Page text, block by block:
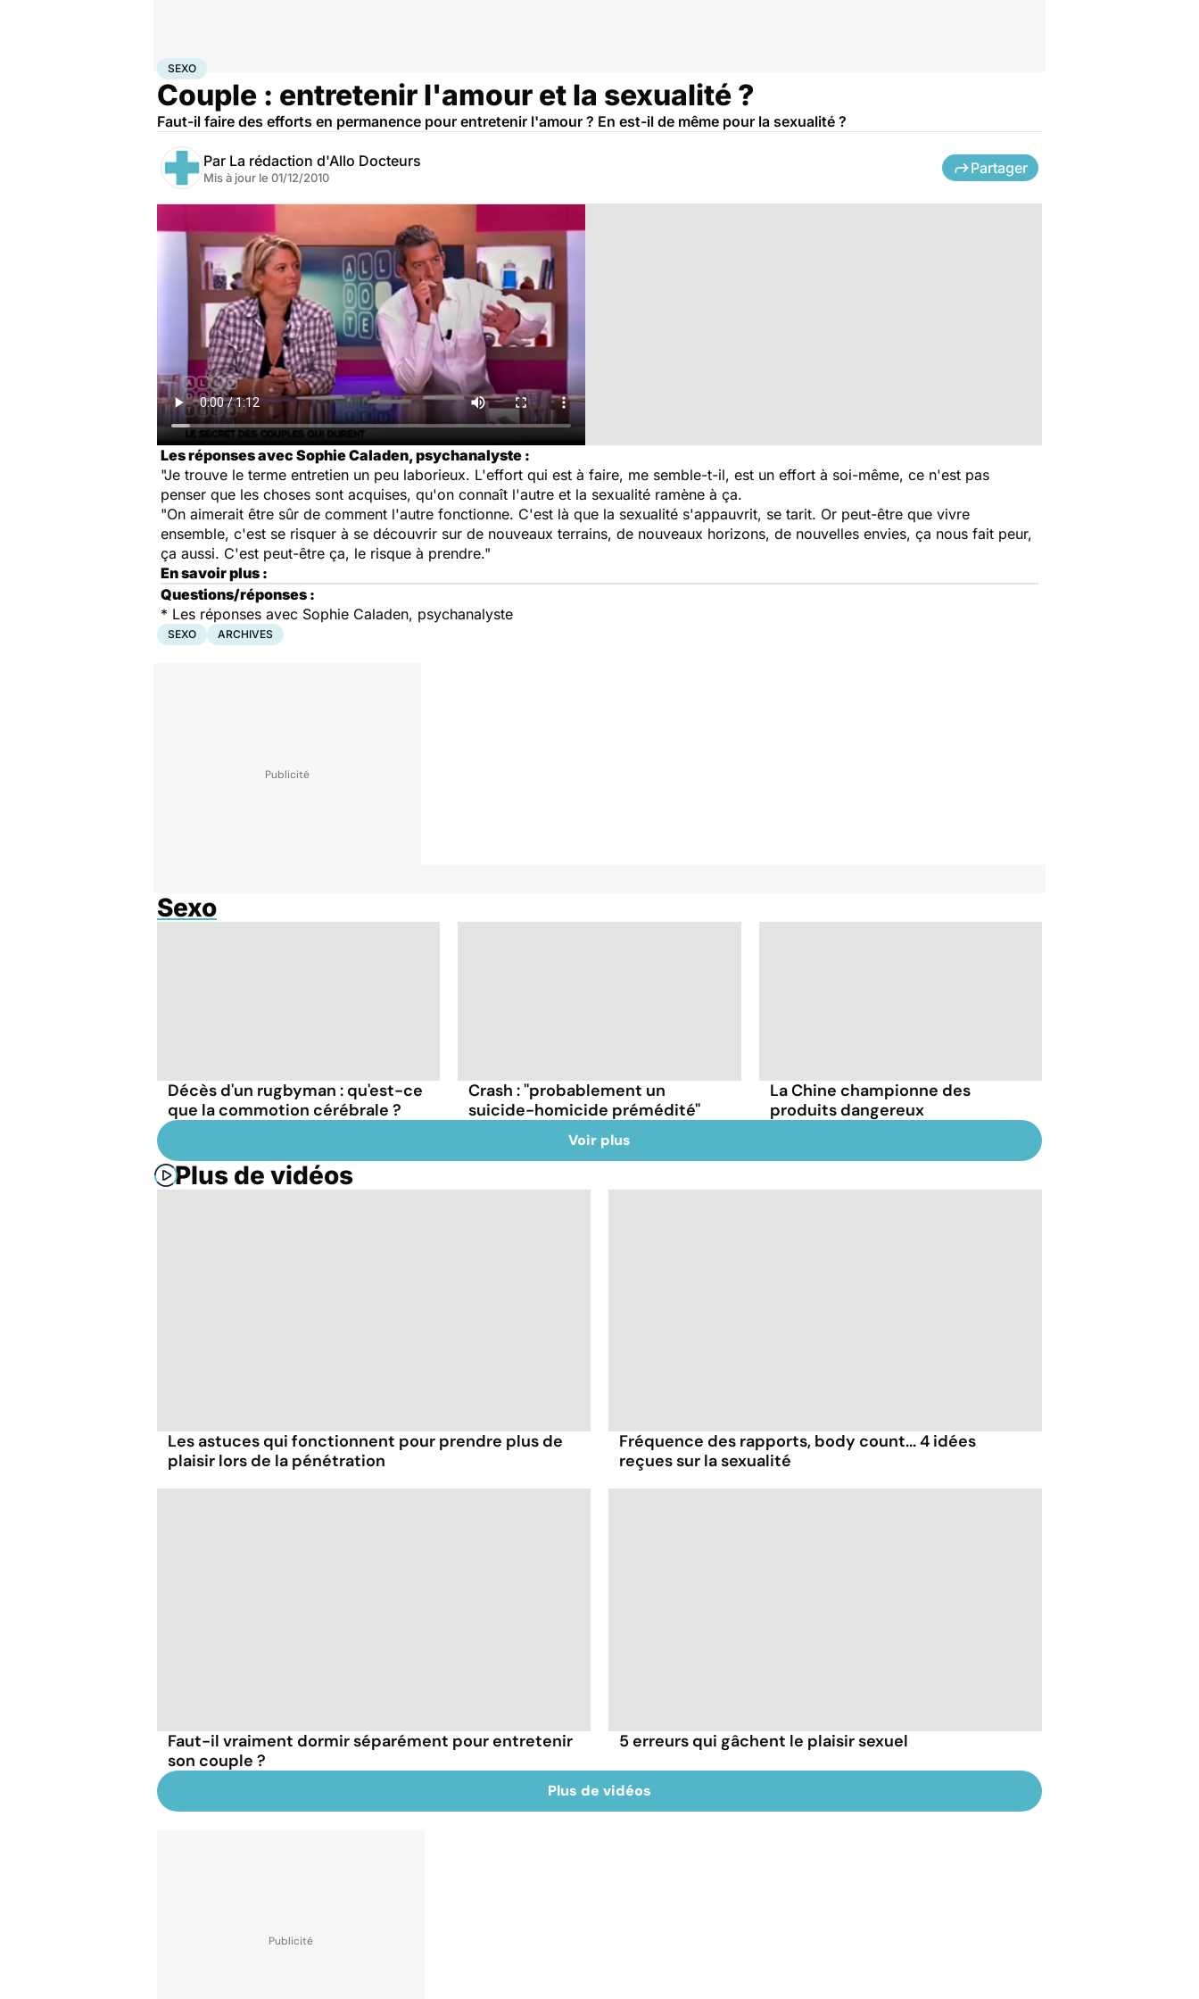
AccueilBien-être
SEXO
Couple : entretenir l'amour et la sexualité ?
Faut-il faire des efforts en permanence pour entretenir l'amour ? En est-il de même pour la sexualité ?
Par La rédaction d'Allo Docteurs
Mis à jour le 01/12/2010
Partager
Les réponses avec Sophie Caladen, psychanalyste :
"Je trouve le terme entretien un peu laborieux. L'effort qui est à faire, me semble-t-il, est un effort à soi-même, ce n'est pas
penser que les choses sont acquises, qu'on connaît l'autre et la sexualité ramène à ça.
"On aimerait être sûr de comment l'autre fonctionne. C'est là que la sexualité s'appauvrit, se tarit. Or peut-être que vivre
ensemble, c'est se risquer à se découvrir sur de nouveaux terrains, de nouveaux horizons, de nouvelles envies, ça nous fait peur,
ça aussi. C'est peut-être ça, le risque à prendre."
En savoir plus :
Questions/réponses :
* Les réponses avec Sophie Caladen, psychanalyste
SEXO ARCHIVES
Sexo
Décès d'un rugbyman : qu'est-ce
que la commotion cérébrale ?
Crash : ''probablement un
suicide-homicide prémédité''
La Chine championne des
produits dangereux
Voir plus
Plus de vidéos
Les astuces qui fonctionnent pour prendre plus de
plaisir lors de la pénétration
Fréquence des rapports, body count... 4 idées
reçues sur la sexualité
Faut-il vraiment dormir séparément pour entretenir
son couple ?
5 erreurs qui gâchent le plaisir sexuel
Plus de vidéos